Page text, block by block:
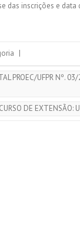
das inscrições e data
|
PROEC/UFPR Nº.
DE